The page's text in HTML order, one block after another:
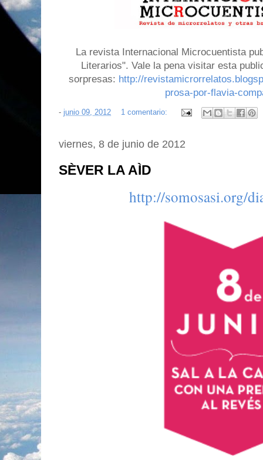
La revista Internacional Microcuentista
Literarios". Vale la pena visitar esta
sorpresas: http://
prosa-por-flavia-
- junio 09, 2012 1 comentario:
viernes, 8 de junio de 2012
SÈVER LA AÌD
http://somosasi.org/